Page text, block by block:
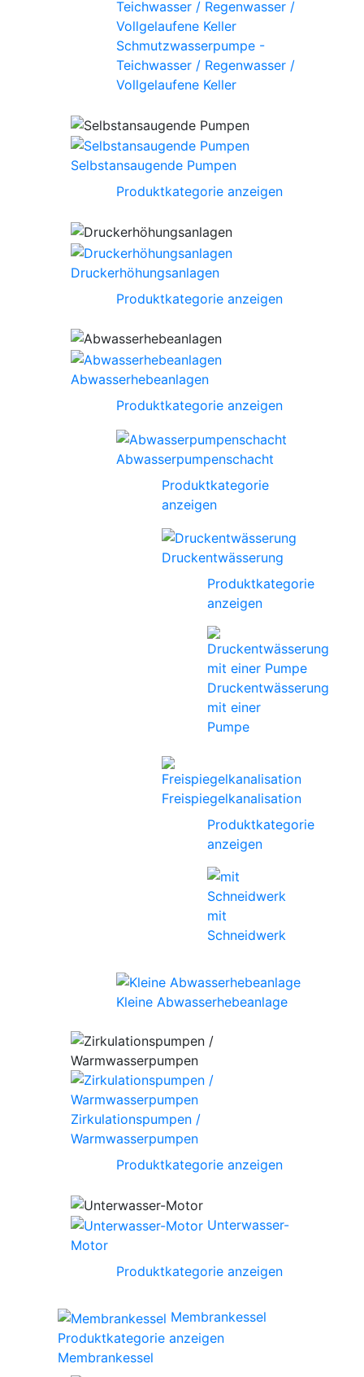
Schmutzwasserpumpe -
Teichwasser / Regenwasser /
Vollgelaufene Keller
Selbstansaugende Pumpen
Produktkategorie anzeigen
Druckerhöhungsanlagen
Produktkategorie anzeigen
Abwasserhebeanlagen
Produktkategorie anzeigen
Abwasserpumpenschacht
Produktkategorie
anzeigen
Druckentwässerung
Produktkategorie
anzeigen
Druckentwässerung
mit einer
Pumpe
Freispiegelkanalisation
Produktkategorie
anzeigen
mit
Schneidwerk
Kleine Abwasserhebeanlage
Zirkulationspumpen /
Warmwasserpumpen
Produktkategorie anzeigen
Unterwasser-
Motor
Produktkategorie anzeigen
Membrankessel
Produktkategorie anzeigen
Membrankessel